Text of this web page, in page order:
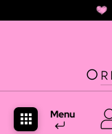
Menu